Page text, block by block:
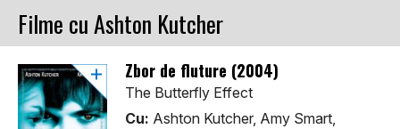
Filme cu Ashton Kutcher
Zbor de fluture (2004)
The Butterfly Effect
Cu: Ashton Kutcher, Amy Smart,